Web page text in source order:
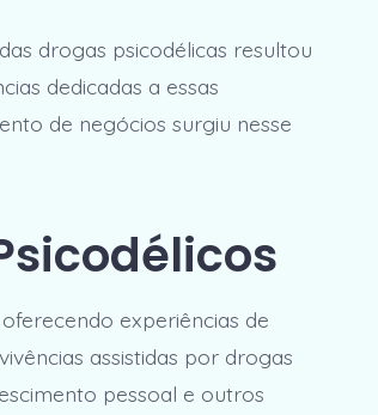
drogas psicodélicas resultou
dedicadas a essas
de negócios surgiu nesse
experiências de
assistidas por drogas
pessoal e outros